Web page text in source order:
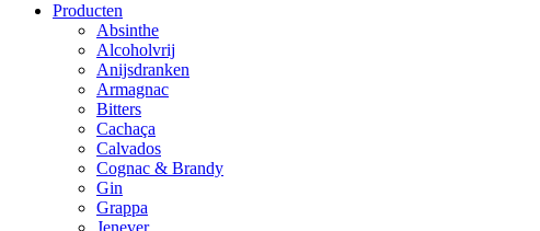
Producten
Absinthe
Alcoholvrij
Anijsdranken
Armagnac
Bitters
Cachaça
Calvados
Cognac & Brandy
Gin
Grappa
Jenever